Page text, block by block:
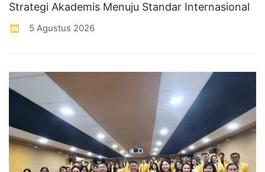
Strategi Akademis Menuju Standar Internasional
5 Agustus 2026